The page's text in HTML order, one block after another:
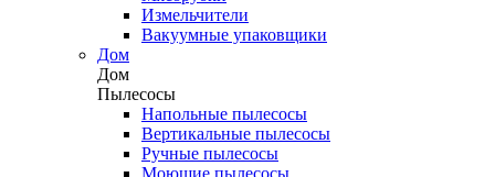
Измельчители
Вакуумные упаковщики
Дом
Дом
Пылесосы
Напольные пылесосы
Вертикальные пылесосы
Ручные пылесосы
Моющие пылесосы